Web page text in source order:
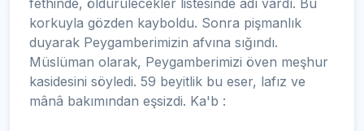
fethinde, öldürülecekler listesinde adı vardı. Bu
korkuyla gözden kayboldu. Sonra pişmanlık
duyarak Peygamberimizin afvına sığındı.
Müslüman olarak, Peygamberimizi öven meşhur
kasidesini söyledi. 59 beyitlik bu eser, lafız ve
mânâ bakımından eşsizdi. Ka'b :